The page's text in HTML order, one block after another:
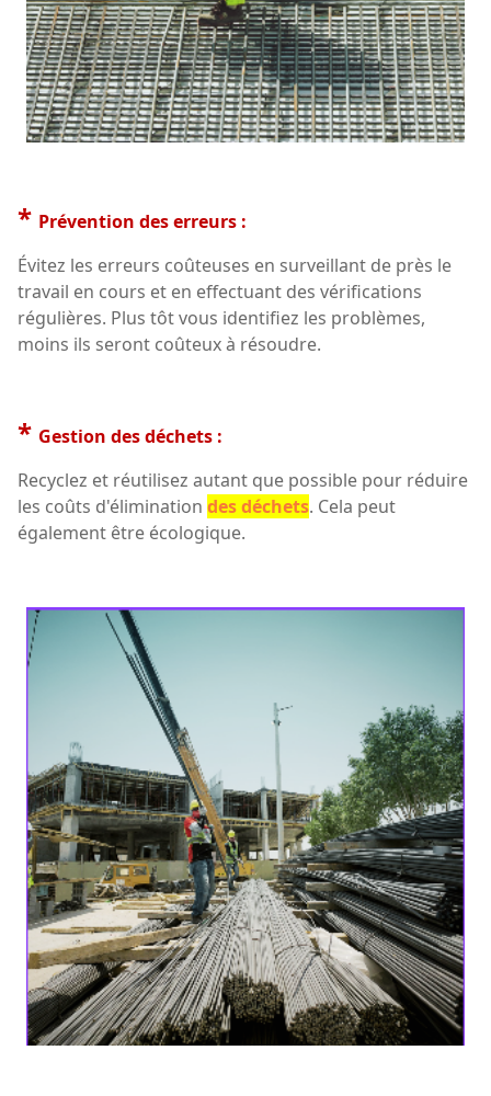
* Prévention des erreurs :
Évitez les erreurs coûteuses en surveillant de près le
travail en cours et en effectuant des vérifications
régulières. Plus tôt vous identifiez les problèmes,
moins ils seront coûteux à résoudre.
* Gestion des déchets :
Recyclez et réutilisez autant que possible pour réduire
les coûts d'élimination des déchets. Cela peut
également être écologique.